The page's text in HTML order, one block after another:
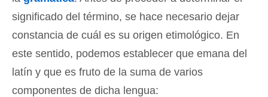
significado del término, se hace necesario dejar
constancia de cuál es su origen etimológico. En
este sentido, podemos establecer que emana del
latín y que es fruto de la suma de varios
componentes de dicha lengua: